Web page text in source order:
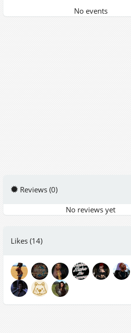
No events
Reviews (0)
No reviews yet
Likes (14)